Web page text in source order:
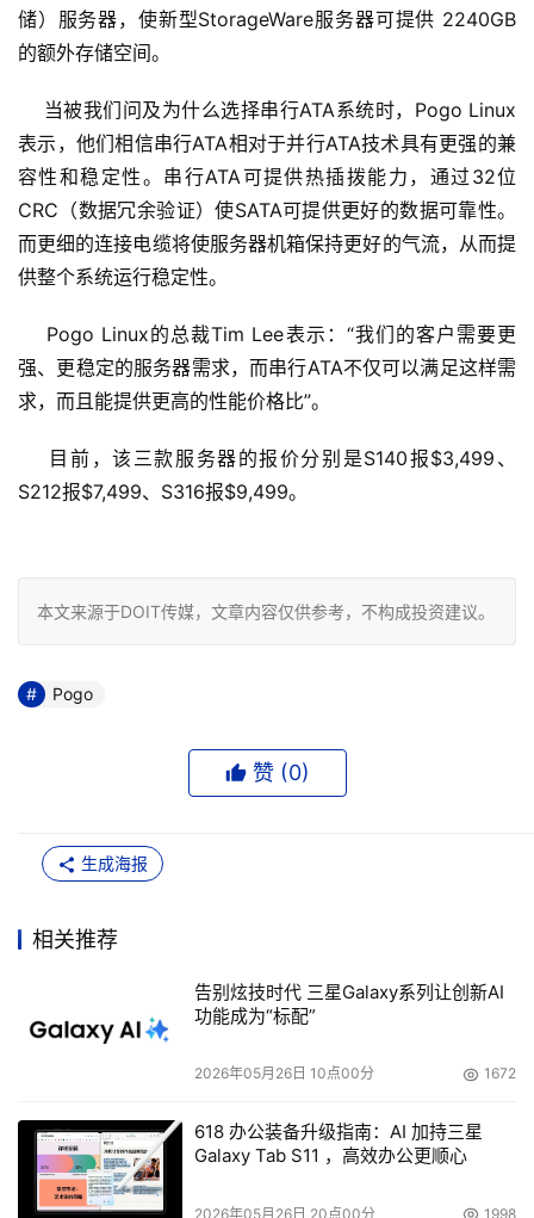
储）服务器，使新型StorageWare服务器可提供 2240GB
的额外存储空间。
当被我们问及为什么选择串行ATA系统时，Pogo Linux
表示，他们相信串行ATA相对于并行ATA技术具有更强的兼
容性和稳定性。串行ATA可提供热插拨能力，通过32位
CRC（数据冗余验证）使SATA可提供更好的数据可靠性。
而更细的连接电缆将使服务器机箱保持更好的气流，从而提
供整个系统运行稳定性。
Pogo Linux的总裁Tim Lee表示：“我们的客户需要更
强、更稳定的服务器需求，而串行ATA不仅可以满足这样需
求，而且能提供更高的性能价格比”。
目前，该三款服务器的报价分别是S140报$3,499、
S212报$7,499、S316报$9,499。
本文来源于DOIT传媒，文章内容仅供参考，不构成投资建议。
Pogo
赞 (0)
生成海报
相关推荐
告别炫技时代 三星Galaxy系列让创新AI
功能成为“标配”
2026年05月26日 10点00分 1672
618 办公装备升级指南：AI 加持三星
Galaxy Tab S11 ，高效办公更顺心
2026年05月26日 20点00分 1998